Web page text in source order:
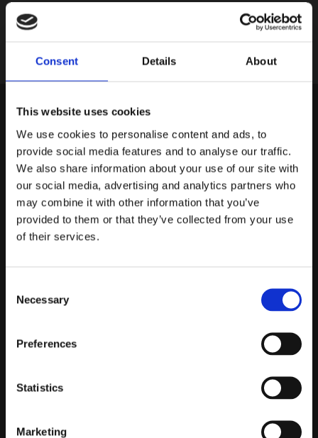
Consent Details About
This website uses cookies
We use cookies to personalise content and ads, to
provide social media features and to analyse our traffic.
We also share information about your use of our site with
our social media, advertising and analytics partners who
may combine it with other information that you’ve
provided to them or that they’ve collected from your use
of their services.
Selection
Necessary
Preferences
Statistics
Marketing
79 kr
dB Akuten
Gruvgatan 31A
421 30 Västra Frölunda
Om oss
dBAkuten ingår i Elofssons försäljnings AB
Bilder
Köpvillkor
Kontakta oss